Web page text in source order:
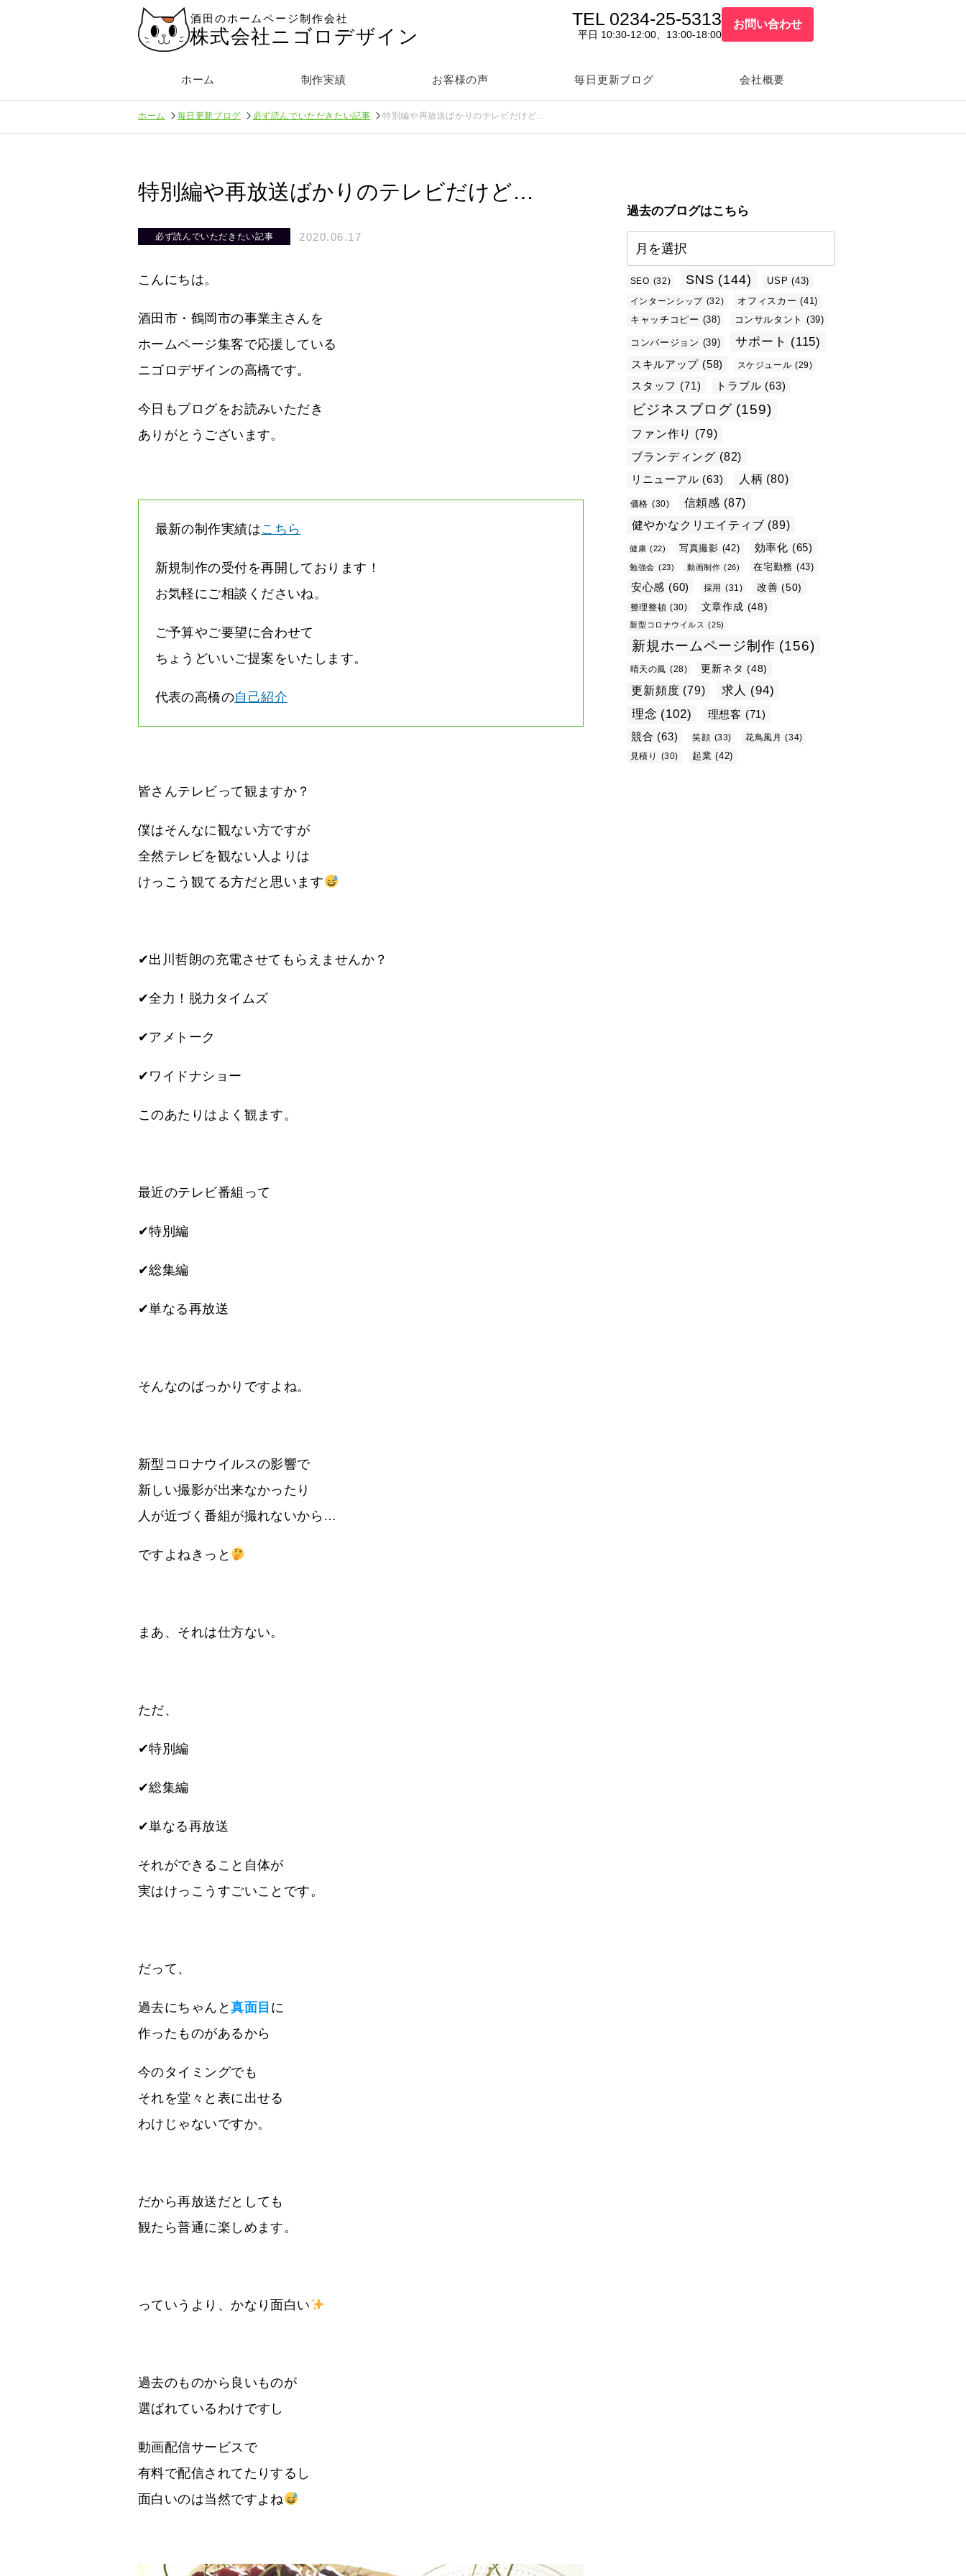
酒田のホームページ制作会社
株式会社ニゴロデザイン
TEL 0234-25-5313
平日 10:30-12:00、13:00-18:00
お問い合わせ
ホーム 制作実績 お客様の声 毎日更新ブログ 会社概要
ホーム 毎日更新ブログ 必ず読んでいただきたい記事 特別編や再放送ばかりのテレビだけど…
特別編や再放送ばかりのテレビだけど…
必ず読んでいただきたい記事 2020.06.17
こんにちは。
酒田市・鶴岡市の事業主さんを
ホームページ集客で応援している
ニゴロデザインの高橋です。
今日もブログをお読みいただき
ありがとうございます。
最新の制作実績はこちら
新規制作の受付を再開しております！
お気軽にご相談くださいね。
ご予算やご要望に合わせて
ちょうどいいご提案をいたします。
代表の高橋の自己紹介
皆さんテレビって観ますか？
僕はそんなに観ない方ですが
全然テレビを観ない人よりは
けっこう観てる方だと思います
✔出川哲朗の充電させてもらえませんか？
✔全力！脱力タイムズ
✔アメトーク
✔ワイドナショー
このあたりはよく観ます。
最近のテレビ番組って
✔特別編
✔総集編
✔単なる再放送
そんなのばっかりですよね。
新型コロナウイルスの影響で
新しい撮影が出来なかったり
人が近づく番組が撮れないから…
ですよねきっと
まあ、それは仕方ない。
ただ、
✔特別編
✔総集編
✔単なる再放送
それができること自体が
実はけっこうすごいことです。
だって、
過去にちゃんと真面目 に
作ったものがあるから
今のタイミングでも
それを堂々と表に出せる
わけじゃないですか。
だから再放送だとしても
観たら普通に楽しめます。
っていうより、かなり面白い
過去のものから良いものが
選ばれているわけですし
動画配信サービスで
有料で配信されてたりするし
面白いのは当然ですよね
過去のブログはこちら
SEO (32) SNS (144) USP (43)
インターンシップ (32) オフィスカー (41)
キャッチコピー (38) コンサルタント (39)
コンバージョン (39) サポート (115)
スキルアップ (58) スケジュール (29)
スタッフ (71) トラブル (63)
ビジネスブログ (159)
ファン作り
(79)
ブランディング (82)
リニューアル (63) 人柄 (80)
価格 (30) 信頼感 (87)
健やかなクリエイティブ (89)
健康 (22) 写真撮影 (42) 効率化 (65)
勉強会 (23) 動画制作 (26) 在宅勤務 (43)
安心感 (60) 採用 (31) 改善 (50)
整理整頓 (30) 文章作成 (48)
新型コロナウイルス (25)
新規ホームページ制作 (156)
晴天の風 (28) 更新ネタ (48)
更新頻度 (79) 求人 (94)
理念 (102) 理想客 (71)
競合 (63) 笑顔 (33) 花鳥風月 (34)
見積り
(30) 起業 (42)